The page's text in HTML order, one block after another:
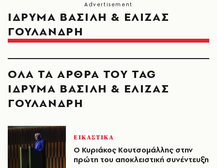
ΙΔΡΥΜΑ ΒΑΣΙΛΗ & ΕΛΙΖΑΣ
ΓΟΥΛΑΝΔΡΗ
ΟΛΑ ΤΑ ΑΡΘΡΑ ΤΟΥ TAG
ΙΔΡΥΜΑ ΒΑΣΙΛΗ & ΕΛΙΖΑΣ
ΓΟΥΛΑΝΔΡΗ
ΕΙΚΑΣΤΙΚΑ
O Κυριάκος Κουτσομάλλης στην
πρώτη του αποκλειστική συνέντευξη